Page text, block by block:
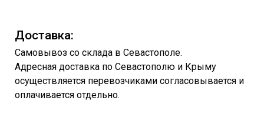
Доставка:
Самовывоз со склада в Севастополе.
Адресная доставка по Севастополю и Крыму
осуществляется перевозчиками согласовывается и
оплачивается отдельно.